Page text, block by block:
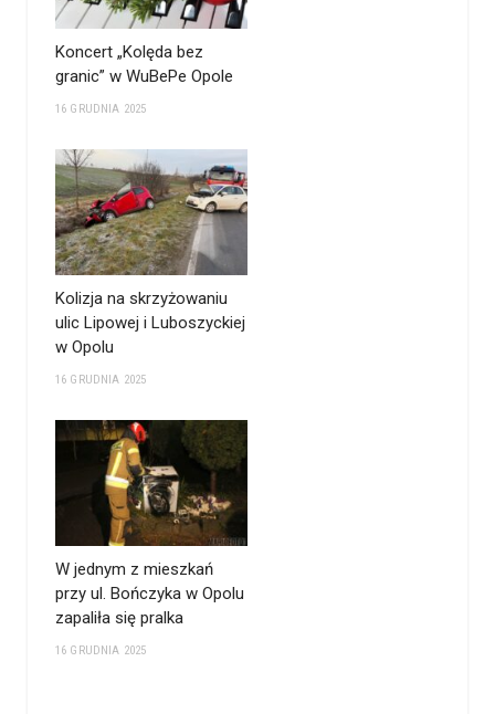
Koncert „Kolęda bez
granic” w WuBePe Opole
16 GRUDNIA 2025
Kolizja na skrzyżowaniu
ulic Lipowej i Luboszyckiej
w Opolu
16 GRUDNIA 2025
W jednym z mieszkań
przy ul. Bończyka w Opolu
zapaliła się pralka
16 GRUDNIA 2025